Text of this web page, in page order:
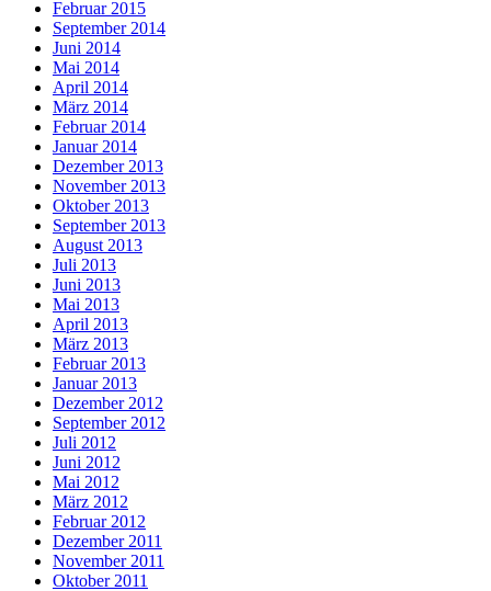
Februar 2015
September 2014
Juni 2014
Mai 2014
April 2014
März 2014
Februar 2014
Januar 2014
Dezember 2013
November 2013
Oktober 2013
September 2013
August 2013
Juli 2013
Juni 2013
Mai 2013
April 2013
März 2013
Februar 2013
Januar 2013
Dezember 2012
September 2012
Juli 2012
Juni 2012
Mai 2012
März 2012
Februar 2012
Dezember 2011
November 2011
Oktober 2011